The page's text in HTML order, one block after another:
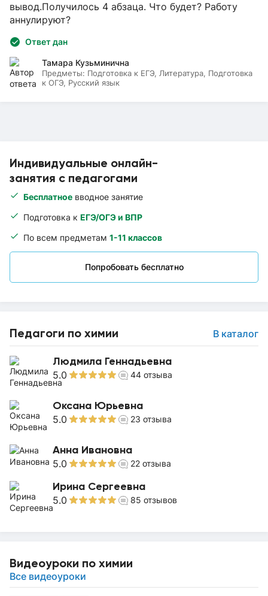
Индивидуальные онлайн-
занятия с педагогами
Бесплатное вводное занятие
Подготовка к ЕГЭ/ОГЭ и ВПР
По всем предметам 1-11 классов
Попробовать бесплатно
Педагоги по химии В каталог
Людмила Геннадьевна
5.0 44 отзыва
Оксана Юрьевна
5.0 23 отзыва
Анна Ивановна
5.0 22 отзыва
Ирина Сергеевна
5.0 85 отзывов
Видеоуроки по химии
Все видеоуроки
вывод.Получилось 4 абзаца. Что будет? Работу
аннулируют?
Ответ дан
Тамара Кузьминична
Предметы: Подготовка к ЕГЭ, Литература, Подготовка
к ОГЭ, Русский язык